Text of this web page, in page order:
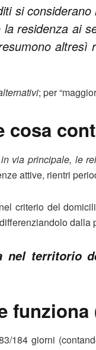
si
la residenza ai
altresì
; per
via principale, le
attive, rientri
criterio del
nel territorio
184 giorni